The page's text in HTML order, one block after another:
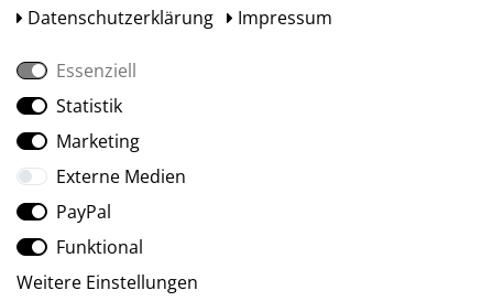
Social Media
Daten­schutz­erklärung
Impressum
Essenziell
Statistik
Marketing
Externe Medien
PayPal
Funktional
Weitere Einstellungen